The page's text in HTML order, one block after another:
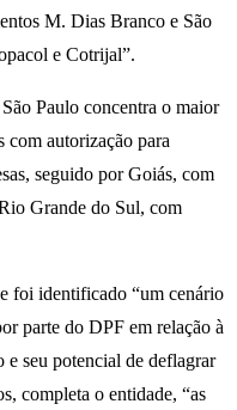
M. Dias Branco e São
e Cotrijal”.
Paulo concentra o maior
com autorização para
seguido por Goiás, com
Grande do Sul, com
foi identificado “um cenário
parte do DPF em relação à
e seu potencial de deflagrar
completa o entidade, “as